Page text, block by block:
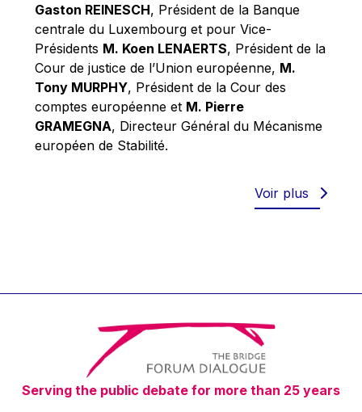
Patrizia Nanz
Philippe Maystadt
Pierre Gramegna
Richard Pelly
Robert Goebbels
Robert REYNDERS
Timothy Radcliffe
Vaclav Klaus
Vassilios Skouris
Vítor Manuel da Silva Caldeira
Viviane Reding
Gaston REINESCH, Président de la Banque
centrale du Luxembourg et pour Vice-
Présidents M. Koen LENAERTS, Président de la
Cour de justice de l’Union européenne, M.
Tony MURPHY, Président de la Cour des
comptes européenne et M. Pierre
GRAMEGNA, Directeur Général du Mécanisme
européen de Stabilité.
Voir plus
Serving the public debate for more than 25 years